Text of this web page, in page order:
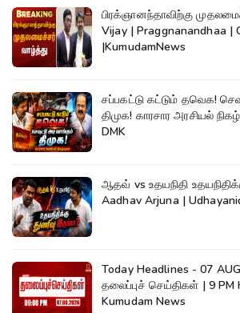
பிரக்ஞானந்தாவிற்கு
Vijay | Praggnanandhaa |
|KumudamNews
சப்பகட்டு கட்டும் தவெக!
திமுக! காரசார அரசியல்
DMK
ஆதவ் vs உதயநிதி
Aadhav Arjuna |
Today Headlines - 07
தலைப்புச் செய்திகள் | 9 PM
Kumudam News